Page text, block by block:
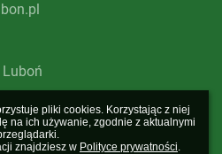
pliki cookies. Korzystając z niej
na ich używanie, zgodnie z aktualnymi
znajdziesz w Polityce prywatności.